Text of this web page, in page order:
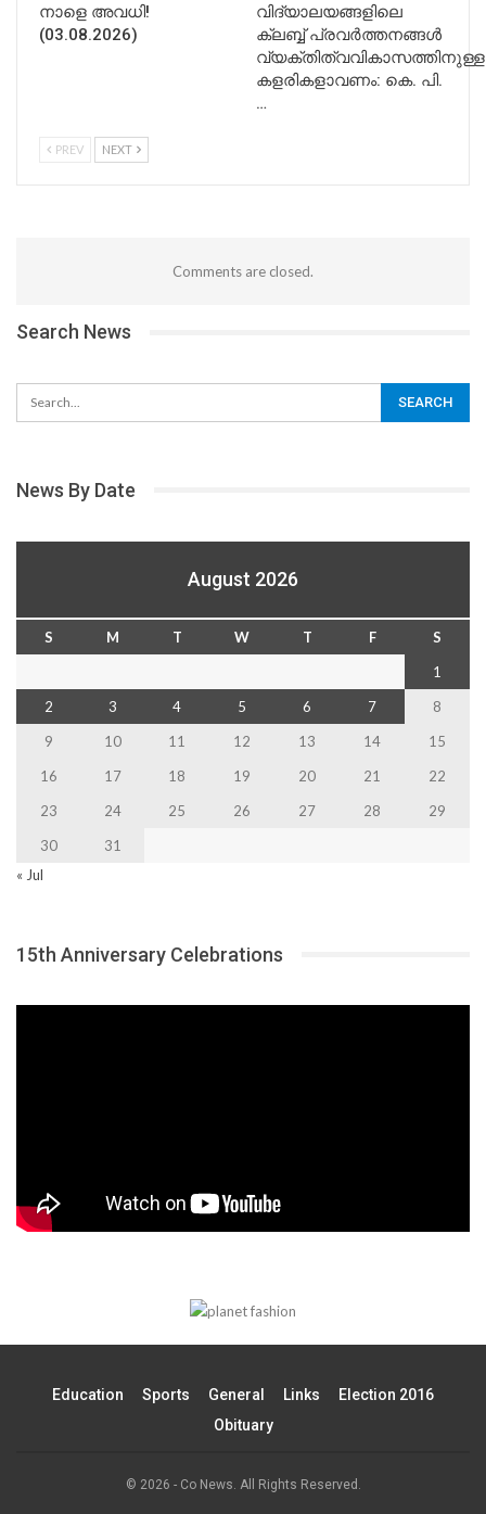
നാളെ അവധി!
(03.08.2026)
വിദ്യാലയങ്ങളിലെ
ക്ലബ്ബ് പ്രവർത്തനങ്ങൾ
വ്യക്തിത്വവികാസത്തിനുള്ള
കളരികളാവണം: കെ. പി.
…
PREV NEXT
Comments are closed.
Search News
News By Date
August 2026
S M T W T F
S
1
2
3 4 5 6 7
8
9
10 11 12 13 14
15
16
17 18 19 20 21
22
23
24 25 26 27 28
29
30
31
« Jul
15th Anniversary Celebrations
Education Sports General Links
Election 2016
Obituary
© 2026 - Co News. All Rights Reserved.